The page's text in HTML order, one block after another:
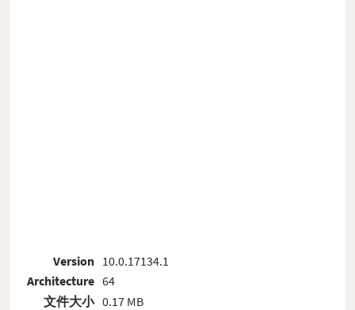
Version
Architecture
文件大小
10.0.17134.1
64
0.17 MB